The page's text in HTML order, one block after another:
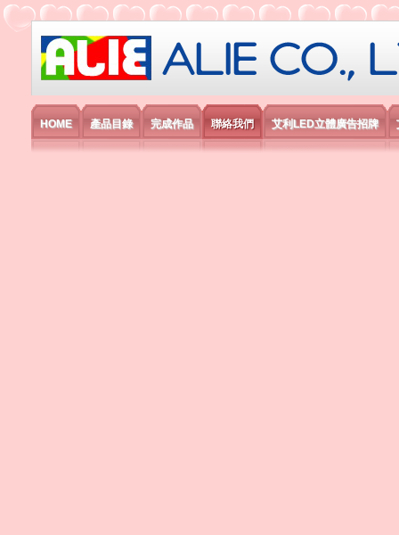
艾利國際電子有限公司
HOME 產品目錄 完成作品 聯絡我們 艾利LED立體廣告招牌